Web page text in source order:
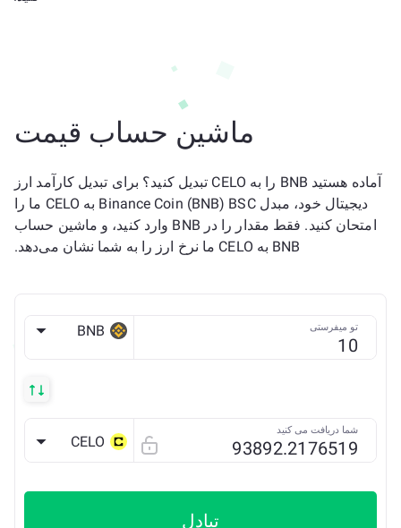
ماشین حساب قیمت
آماده هستید BNB را به CELO تبدیل کنید؟ برای تبدیل کارآمد ارز
دیجیتال خود، مبدل Binance Coin (BNB) BSC به CELO ما را
امتحان کنید. فقط مقدار را در BNB وارد کنید، و ماشین حساب
BNB به CELO ما نرخ ارز را به شما نشان می‌دهد.
تو میفرستی BNB
شما دریافت می کنید
CELO
تبادل